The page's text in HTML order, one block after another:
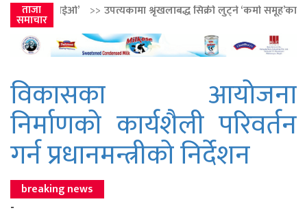
ताजा
समाचार
उपत्यकामा श्रृंखलाबद्ध सिक्री लुट्ने ‘कर्मा समूह’का नाइकेसहित पाँच पक्राउ
विकासका आयोजना
निर्माणको कार्यशैली परिवर्तन
गर्न प्रधानमन्त्रीको निर्देशन
breaking news
-